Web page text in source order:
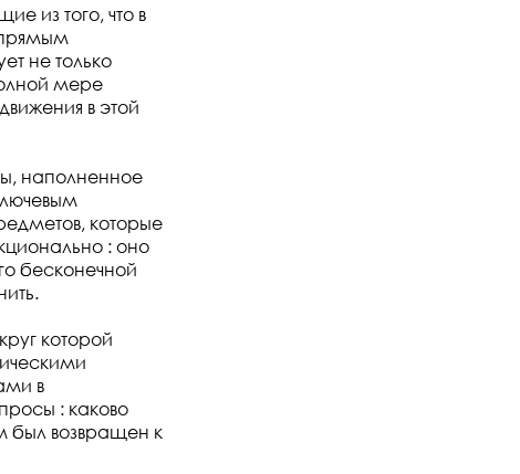
из того, что в
прямым
не только
мере
в этой
наполненное
которые
: оно
бесконечной
которой
в
: каково
был возвращен к